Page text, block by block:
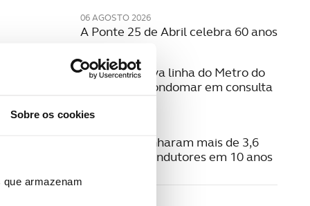
Sobre os cookies
armazenam
06 AGOSTO 2026
A Ponte 25 de Abril celebra 60 anos
06 AGOSTO 2026
Estudo da nova linha do Metro do
Porto para Gondomar em consulta
Radares apanharam mais de 3,6
milhões de condutores em 10 anos